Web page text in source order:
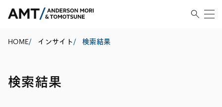
HOME/ インサイト/ 検索結果
検索結果